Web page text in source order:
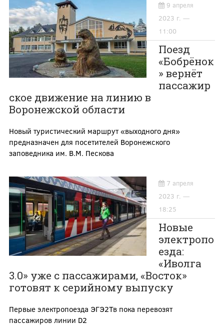
9 апреля
2023 г. —
11:00
Поезд
«Бобрёнок
» вернёт
пассажир
ское движение на линию в
Воронежской области
Новый туристический маршрут «выходного дня»
предназначен для посетителей Воронежского
заповедника им. В.М. Пескова
7 апреля
2023 г. —
18:25
Новые
электропо
езда:
«Иволга
3.0» уже с пассажирами, «Восток»
готовят к серийному выпуску
Первые электропоезда ЭГЭ2Тв пока перевозят
пассажиров линии D2